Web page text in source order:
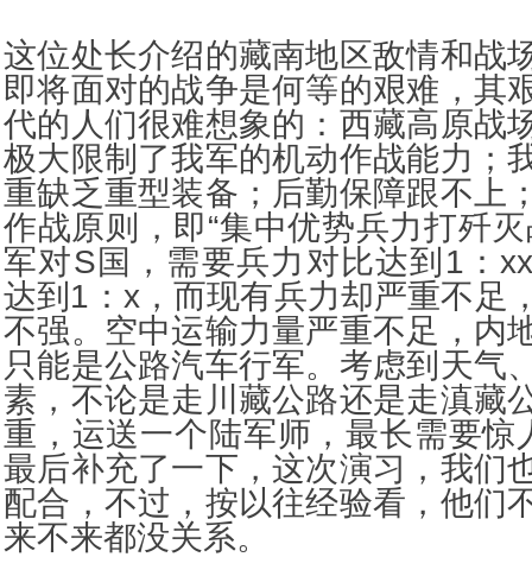
这位处长介绍的藏南地区敌情和战
即将面对的战争是何等的艰难，其
代的人们很难想象的：西藏高原战
极大限制了我军的机动作战能力；
重缺乏重型装备；后勤保障跟不上
作战原则，即“集中优势兵力打歼
军对S国，需要兵力对比达到1：
达到1：x，而现有兵力却严重不足
不强。空中运输力量严重不足，内
只能是公路汽车行军。考虑到天气
素，不论是走川藏公路还是走滇藏
重，运送一个陆军师，最长需要惊
最后补充了一下，这次演习，我们
配合，不过，按以往经验看，他们
来不来都没关系。